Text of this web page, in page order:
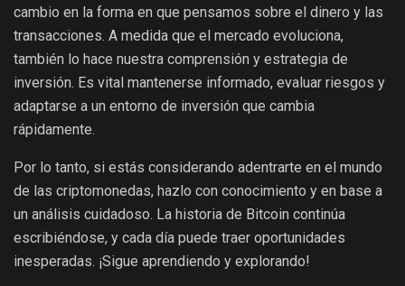
cambio en la forma en que pensamos sobre el dinero y las
transacciones. A medida que el mercado evoluciona,
también lo hace nuestra comprensión y estrategia de
inversión. Es vital mantenerse informado, evaluar riesgos y
adaptarse a un entorno de inversión que cambia
rápidamente.
Por lo tanto, si estás considerando adentrarte en el mundo
de las criptomonedas, hazlo con conocimiento y en base a
un análisis cuidadoso. La historia de Bitcoin continúa
escribiéndose, y cada día puede traer oportunidades
inesperadas. ¡Sigue aprendiendo y explorando!